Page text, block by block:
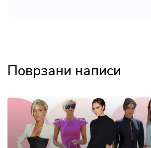
Поврзани написи